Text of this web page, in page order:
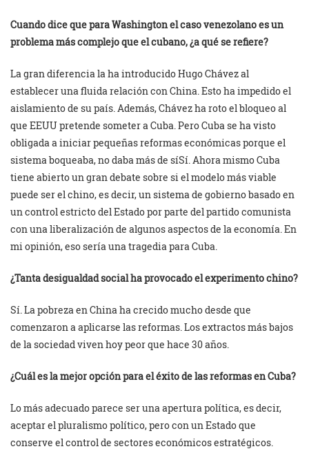
Cuando dice que para Washington el caso venezolano es un
problema más complejo que el cubano, ¿a qué se refiere?
La gran diferencia la ha introducido Hugo Chávez al
establecer una fluida relación con China. Esto ha impedido el
aislamiento de su país. Además, Chávez ha roto el bloqueo al
que EEUU pretende someter a Cuba. Pero Cuba se ha visto
obligada a iniciar pequeñas reformas económicas porque el
sistema boqueaba, no daba más de síSí. Ahora mismo Cuba
tiene abierto un gran debate sobre si el modelo más viable
puede ser el chino, es decir, un sistema de gobierno basado en
un control estricto del Estado por parte del partido comunista
con una liberalización de algunos aspectos de la economía. En
mi opinión, eso sería una tragedia para Cuba.
¿Tanta desigualdad social ha provocado el experimento chino?
Sí. La pobreza en China ha crecido mucho desde que
comenzaron a aplicarse las reformas. Los extractos más bajos
de la sociedad viven hoy peor que hace 30 años.
¿Cuál es la mejor opción para el éxito de las reformas en Cuba?
Lo más adecuado parece ser una apertura política, es decir,
aceptar el pluralismo político, pero con un Estado que
conserve el control de sectores económicos estratégicos.